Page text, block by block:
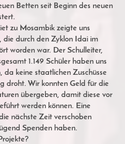
Betten seit Beginn des neuen
zu Mosambik zeigte uns
die durch den Zyklon Idai im
worden war. Der Schulleiter,
1.149 Schüler haben uns
keine staatlichen Zuschüsse
droht. Wir konnten Geld für die
übergeben, damit diese vor
werden können. Eine
nächste Zeit verschoben
Spenden haben.